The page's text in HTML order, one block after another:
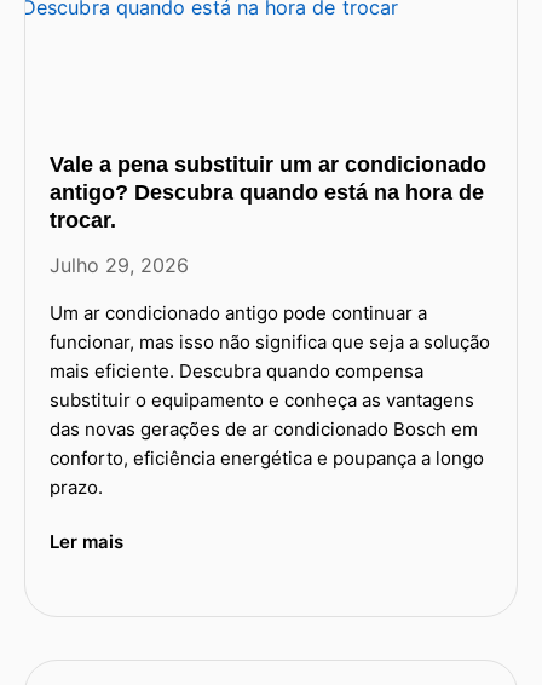
Vale a pena substituir um ar condicionado
antigo? Descubra quando está na hora de
trocar.
Julho 29, 2026
Um ar condicionado antigo pode continuar a
funcionar, mas isso não significa que seja a solução
mais eficiente. Descubra quando compensa
substituir o equipamento e conheça as vantagens
das novas gerações de ar condicionado Bosch em
conforto, eficiência energética e poupança a longo
prazo.
Ler mais